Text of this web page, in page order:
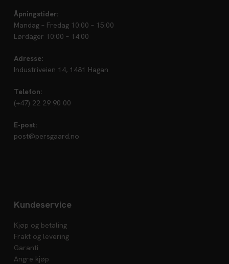
Åpningstider:
Mandag – Fredag 10:00 – 15:00
Lørdager 10:00 – 14:00
Adresse:
Industriveien 14, 1481 Hagan
Telefon:
(+47) 22 29 90 00
E-post:
post@persgaard.no
Kundeservice
Kjøp og betaling
Frakt og levering
Garanti
Angre kjøp